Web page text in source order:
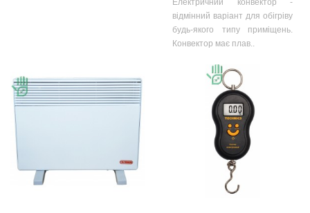
Електричний конвектор -
відмінний варіант для обігріву
будь-якого типу приміщень.
Конвектор має плав..